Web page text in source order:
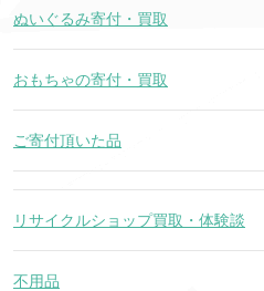
ぬいぐるみ寄付・買取
おもちゃの寄付・買取
ご寄付頂いた品
リサイクルショップ買取・体験談
不用品